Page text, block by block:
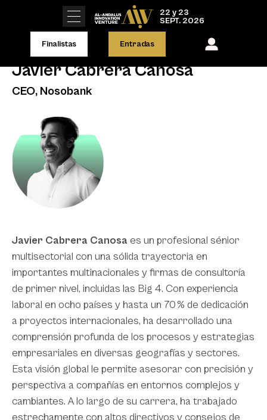
22 y 23
SEPT. 2026
Finalistas Entradas
Javier Cabrera Canosa
CEO, Nosobank
Javier Cabrera Canosa es un profesional sénior
multisectorial con una sólida trayectoria en
importantes multinacionales y firmas de consultoría
de primer nivel, incluidas las Big 4. Con experiencia
laboral en ocho países y hasta un 70 % de dedicación
a proyectos internacionales, ha desarrollado una
comprensión profunda de los procesos y estrategias
empresariales en diversas geografías y sectores.
Esta visión global le permite asesorar con precisión y
perspectiva a compañías en entornos complejos y
cambiantes. A lo largo de su carrera, ha trabajado
estrechamente con altos directivos y consejos de